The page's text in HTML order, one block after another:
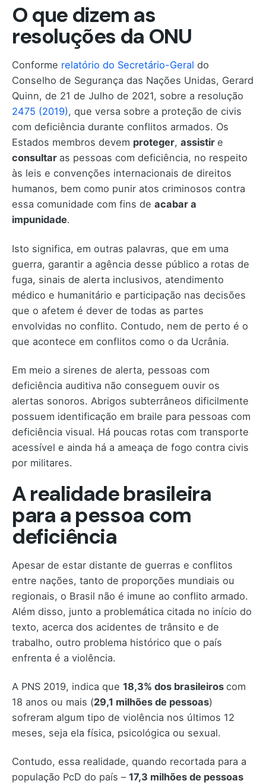
O que dizem as
resoluções da ONU
Conforme relatório do Secretário-Geral do
Conselho de Segurança das Nações Unidas, Gerard
Quinn, de 21 de Julho de 2021, sobre a resolução
2475 (2019), que versa sobre a proteção de civis
com deficiência durante conflitos armados. Os
Estados membros devem proteger, assistir e
consultar as pessoas com deficiência, no respeito
às leis e convenções internacionais de direitos
humanos, bem como punir atos criminosos contra
essa comunidade com fins de acabar a
impunidade.
Isto significa, em outras palavras, que em uma
guerra, garantir a agência desse público a rotas de
fuga, sinais de alerta inclusivos, atendimento
médico e humanitário e participação nas decisões
que o afetem é dever de todas as partes
envolvidas no conflito. Contudo, nem de perto é o
que acontece em conflitos como o da Ucrânia.
Em meio a sirenes de alerta, pessoas com
deficiência auditiva não conseguem ouvir os
alertas sonoros. Abrigos subterrâneos dificilmente
possuem identificação em braile para pessoas com
deficiência visual. Há poucas rotas com transporte
acessível e ainda há a ameaça de fogo contra civis
por militares.
A realidade brasileira
para a pessoa com
deficiência
Apesar de estar distante de guerras e conflitos
entre nações, tanto de proporções mundiais ou
regionais, o Brasil não é imune ao conflito armado.
Além disso, junto a problemática citada no início do
texto, acerca dos acidentes de trânsito e de
trabalho, outro problema histórico que o país
enfrenta é a violência.
A PNS 2019, indica que 18,3% dos brasileiros com
18 anos ou mais (29,1 milhões de pessoas)
sofreram algum tipo de violência nos últimos 12
meses, seja ela física, psicológica ou sexual.
Contudo, essa realidade, quando recortada para a
população PcD do país – 17,3 milhões de pessoas